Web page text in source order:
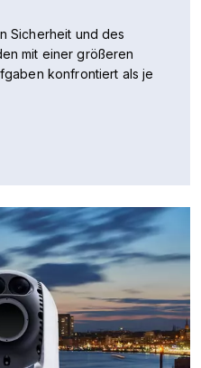
Sicherheit und des
mit einer größeren
konfrontiert als je